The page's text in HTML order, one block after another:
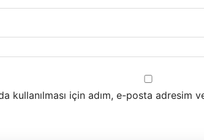
kullanılması için adım, e-posta adresim